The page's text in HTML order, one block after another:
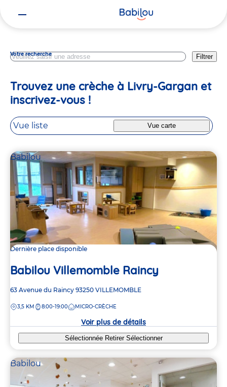
Votre recherche Filtrer
Trouvez une crèche à Livry-Gargan et
inscrivez-vous !
Vue liste Vue carte
Babilou
Dernière place disponible
Babilou Villemomble Raincy
Adresse
la
63 Avenue du Raincy 93250 VILLEMOMBLE
DISTANCE
3,5 KM 8:00-19:00 MICRO-CRÈCHE
Voir plus de détails
Sélectionnée Retirer Sélectionner
Babilou